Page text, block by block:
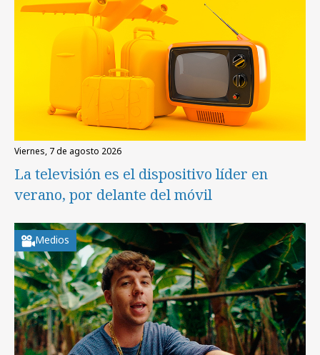
viernes, 7 de agosto 2026
La televisión es el dispositivo líder en
verano, por delante del móvil
Medios